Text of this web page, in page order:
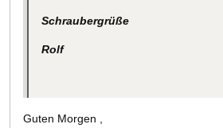
Schraubergrüße
Rolf
Guten Morgen ,